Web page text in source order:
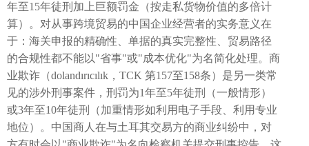
年至15年徒刑加上巨额罚金（按走私货物价值的多倍计
算）。对从事跨境贸易的中国企业经营者的实务意义在
于：海关申报的精确性、单据的真实完整性、贸易路径
的合规性都不能以"省事"或"成本优化"为名简化处理。商
业欺诈（dolandırıcılık，TCK 第157至158条）是另一类常
见的涉外刑事案件，刑罚为1年至5年徒刑（一般情形）
或3年至10年徒刑（加重情形如利用电子手段、利用专业
地位）。中国商人在与土耳其交易方的商业纠纷中，对